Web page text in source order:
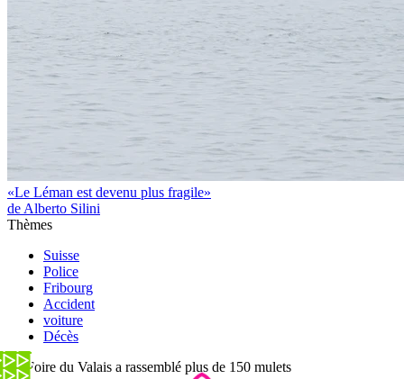
«Le Léman est devenu plus fragile»
de Alberto Silini
Thèmes
Suisse
Police
Fribourg
Accident
voiture
Décès
La Foire du Valais a rassemblé plus de 150 mulets